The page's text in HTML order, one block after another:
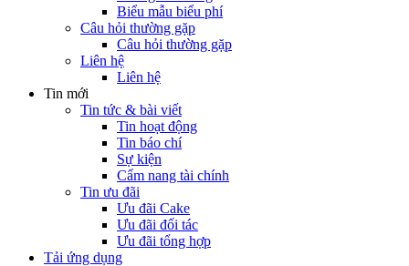
Biểu mẫu biểu phí
Câu hỏi thường gặp
Câu hỏi thường gặp
Liên hệ
Liên hệ
Tin mới
Tin tức & bài viết
Tin hoạt động
Tin báo chí
Sự kiện
Cẩm nang tài chính
Tin ưu đãi
Ưu đãi Cake
Ưu đãi đối tác
Ưu đãi tổng hợp
Tải ứng dụng